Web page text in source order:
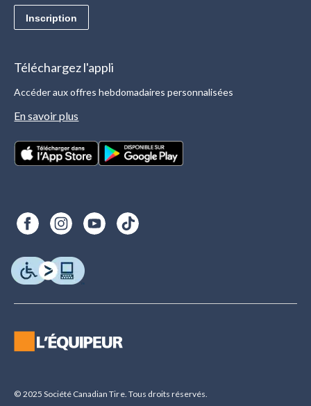
Inscription
Téléchargez l'appli
Accéder aux offres hebdomadaires personnalisées
En savoir plus
© 2025 Société Canadian Tire. Tous droits réservés.